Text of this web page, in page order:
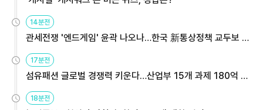
14분전
관세전쟁 '엔드게임' 윤곽 나오나…한국 新통상정책 교두보 활
용해야
17분전
섬유패션 글로벌 경쟁력 키운다…산업부 15개 과제 180억 지
원
18분전